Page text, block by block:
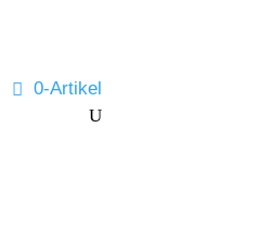
0-Artikel